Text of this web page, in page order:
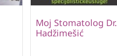
Moj Stomatolog Dr.
Hadžimešić